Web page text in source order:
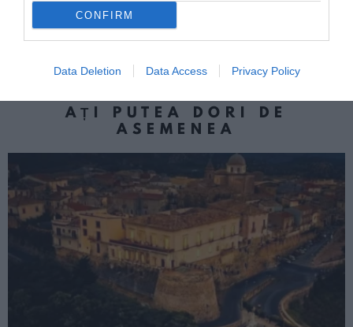
CONFIRM
Data Deletion Data Access Privacy Policy
Următorul articol
Greva românilor de la Despar: 20 de
AȚI PUTEA DORI DE
ASEMENEA